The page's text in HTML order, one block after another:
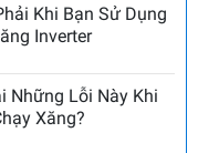
Khi Bạn Sử Dụng
Inverter
Những Lỗi Này Khi
Xăng?